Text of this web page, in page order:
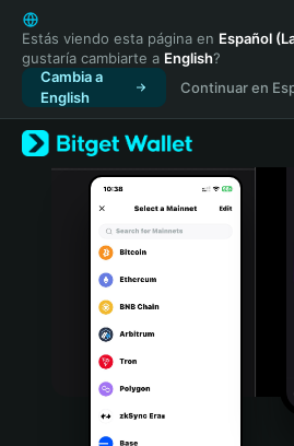
English
日本語
Tiếng Việt
Русский
Español (Latinoamérica)
Türkçe
Italiano
Português (Portugal)
Bahasa Indonesia
Estás viendo esta página en Español
gustaría cambiarte a English?
Cambia a
English
Continuar en